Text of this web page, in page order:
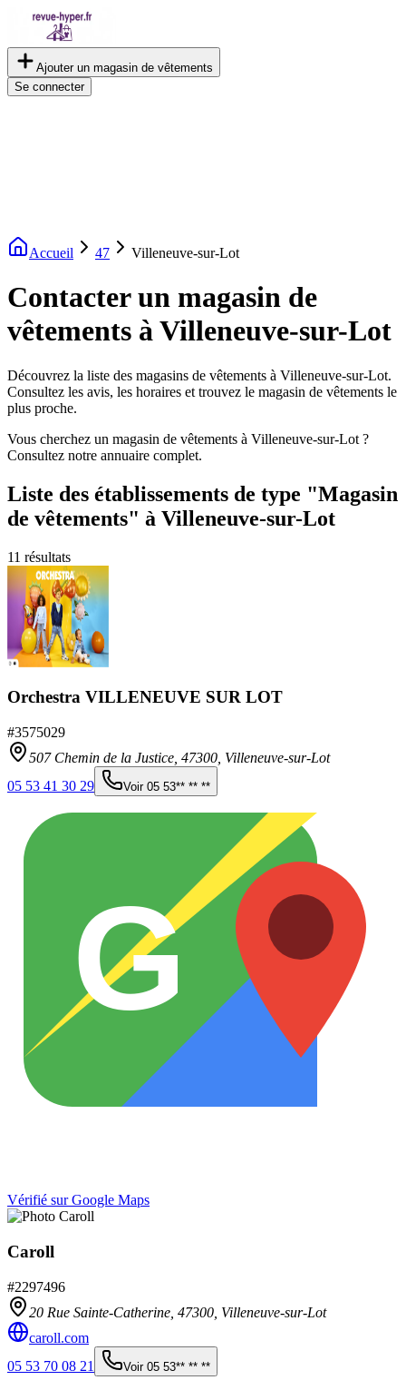
Ajouter un magasin de vêtements
Se connecter
Accueil 47 Villeneuve-sur-Lot
Contacter un magasin de
vêtements à Villeneuve-sur-Lot
Découvrez la liste des magasins de vêtements à Villeneuve-sur-Lot.
Consultez les avis, les horaires et trouvez le magasin de vêtements le
plus proche.
Vous cherchez un magasin de vêtements à Villeneuve-sur-Lot ?
Consultez notre annuaire complet.
Liste des établissements de type "Magasin
de vêtements" à Villeneuve-sur-Lot
11 résultats
Orchestra VILLENEUVE SUR LOT
#3575029
507 Chemin de la Justice, 47300 Villeneuve-sur-Lot
05 53 41 30 29
Voir 05 53** ** **
G
Vérifié sur Google Maps
Caroll
#2297496
20 Rue Sainte-Catherine, 47300 Villeneuve-sur-Lot
caroll.com
05 53 70 08 21
Voir 05 53** ** **